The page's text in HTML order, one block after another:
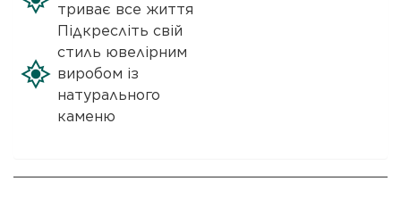
триває все життя
Підкресліть свій
стиль ювелірним
виробом із
натурального
каменю